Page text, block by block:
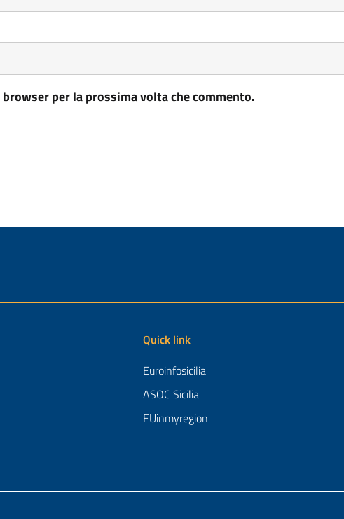
per la prossima volta che commento.
Quick link
Euroinfosicilia
ASOC Sicilia
EUinmyregion